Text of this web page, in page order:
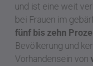
und ist eine weit
bei Frauen im
fünf bis zehn
Bevölkerung und
Vorhandensein von